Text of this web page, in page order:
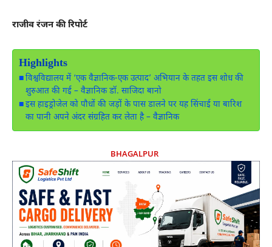
राजीव रंजन की रिपोर्ट
Highlights
विश्वविद्यालय में ‘एक वैज्ञानिक-एक उत्पाद’ अभियान के तहत इस शोध की
शुरुआत की गई – वैज्ञानिक डॉ. साजिदा बानो
इस हाइड्रोजेल को पौधों की जड़ों के पास डालने पर यह सिंचाई या बारिश
का पानी अपने अंदर संग्रहित कर लेता है – वैज्ञानिक
BHAGALPUR